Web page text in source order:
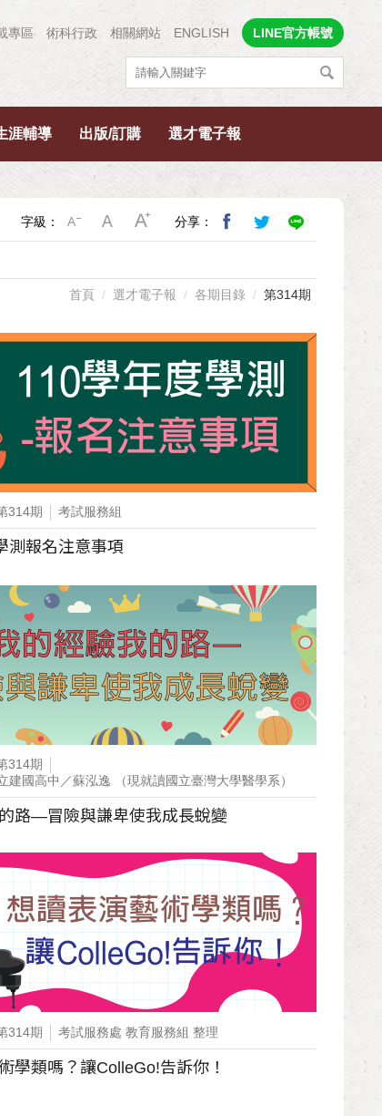
專區 術科行政 相關網站 ENGLISH LINE官方帳號
涯輔導 出版/訂購 選才電子報
字級： 分享：
首頁 選才電子報 各期目錄 第314期
314期 考試服務組
測報名注意事項
314期
建國高中／蘇泓逸 （現就讀國立臺灣大學醫學系）
路—冒險與謙卑使我成長蛻變
314期 考試服務處 教育服務組 整理
學類嗎？讓ColleGo!告訴你！